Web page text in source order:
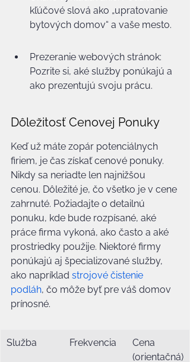
kľúčové slová ako „upratovanie
bytových domov“ a vaše mesto.
Prezeranie webových stránok:
Pozrite si, aké služby ponúkajú a
ako prezentujú svoju prácu.
Dôležitosť Cenovej Ponuky
Keď už máte zopár potenciálnych
firiem, je čas získať cenové ponuky.
Nikdy sa neriadte len najnižšou
cenou. Dôležité je, čo všetko je v cene
zahrnuté. Požiadajte o detailnú
ponuku, kde bude rozpísané, aké
práce firma vykoná, ako často a aké
prostriedky použije. Niektoré firmy
ponúkajú aj špecializované služby,
ako napríklad strojové čistenie
podláh, čo môže byť pre váš domov
prínosné.
Služba Frekvencia
Cena
(orientačná)